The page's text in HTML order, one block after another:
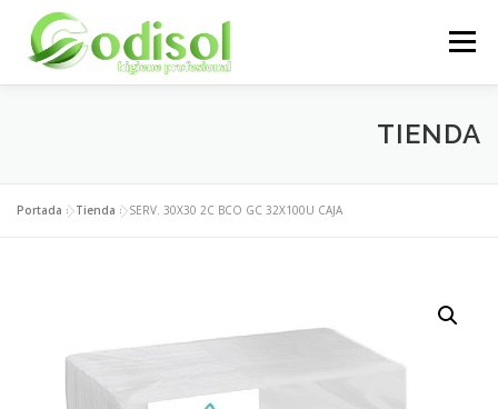
contenido
Menú
ÁREA CLIENTES CONTACTO
TIENDA
Portada »Tienda »SERV. 30X30 2C BCO GC 32X100U CAJA